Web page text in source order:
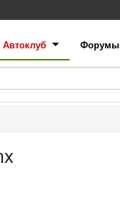
Автоклуб Форумы